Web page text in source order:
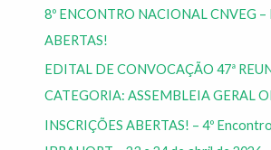
8º ENCONTRO NACIONAL CNVEG –
ABERTAS!
EDITAL DE CONVOCAÇÃO 47ª
CATEGORIA: ASSEMBLEIA GERAL
INSCRIÇÕES ABERTAS! – 4º